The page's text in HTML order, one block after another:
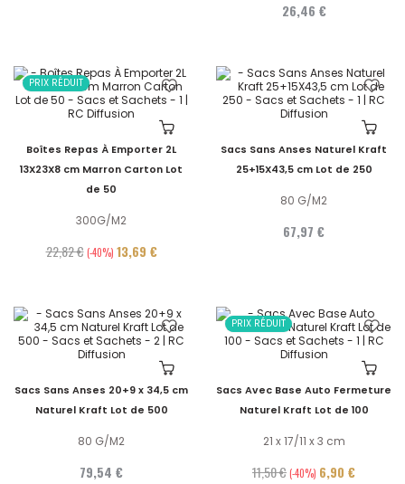
26,46 €
PRIX RÉDUIT
Boîtes Repas À Emporter 2L
13X23X8 cm Marron Carton Lot
de 50
300G/M2
22,82 € -40% 13,69 €
Sacs Sans Anses Naturel Kraft
25+15X43,5 cm Lot de 250
80 G/M2
67,97 €
Sacs Sans Anses 20+9 x 34,5 cm
Naturel Kraft Lot de 500
80 G/M2
79,54 €
PRIX RÉDUIT
Sacs Avec Base Auto Fermeture
Naturel Kraft Lot de 100
21 x 17/11 x 3 cm
11,50 € -40% 6,90 €